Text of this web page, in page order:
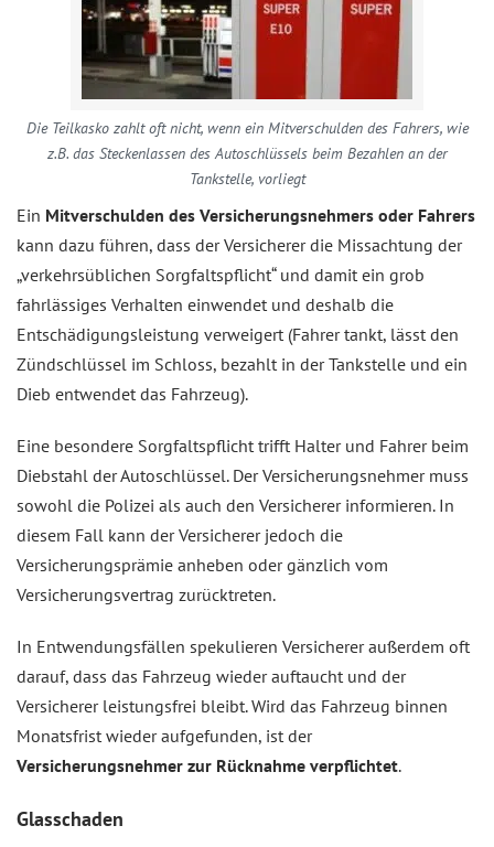
Die Teilkasko zahlt oft nicht, wenn ein Mitverschulden des Fahrers, wie
z.B. das Steckenlassen des Autoschlüssels beim Bezahlen an der
Tankstelle, vorliegt
Ein Mitverschulden des Versicherungsnehmers oder Fahrers
kann dazu führen, dass der Versicherer die Missachtung der
„verkehrsüblichen Sorgfaltspflicht“ und damit ein grob
fahrlässiges Verhalten einwendet und deshalb die
Entschädigungsleistung verweigert (Fahrer tankt, lässt den
Zündschlüssel im Schloss, bezahlt in der Tankstelle und ein
Dieb entwendet das Fahrzeug).
Eine besondere Sorgfaltspflicht trifft Halter und Fahrer beim
Diebstahl der Autoschlüssel. Der Versicherungsnehmer muss
sowohl die Polizei als auch den Versicherer informieren. In
diesem Fall kann der Versicherer jedoch die
Versicherungsprämie anheben oder gänzlich vom
Versicherungsvertrag zurücktreten.
In Entwendungsfällen spekulieren Versicherer außerdem oft
darauf, dass das Fahrzeug wieder auftaucht und der
Versicherer leistungsfrei bleibt. Wird das Fahrzeug binnen
Monatsfrist wieder aufgefunden, ist der
Versicherungsnehmer zur Rücknahme verpflichtet.
Glasschaden